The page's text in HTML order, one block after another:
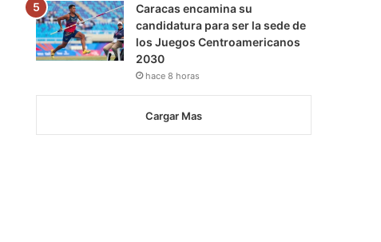
Caracas encamina su
candidatura para ser la sede de
los Juegos Centroamericanos
2030
hace 8 horas
Cargar Mas